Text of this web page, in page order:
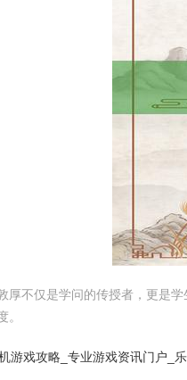
厚不仅是学问的传授者，更是
。
游戏攻略_专业游戏资讯门户_